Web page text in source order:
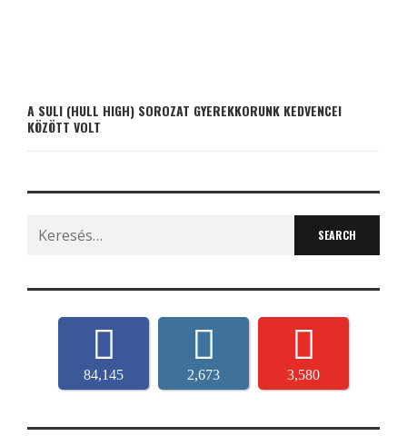
A SULI (HULL HIGH) SOROZAT GYEREKKORUNK KEDVENCEI
KÖZÖTT VOLT
Search
for:
84,145 2,673 3,580